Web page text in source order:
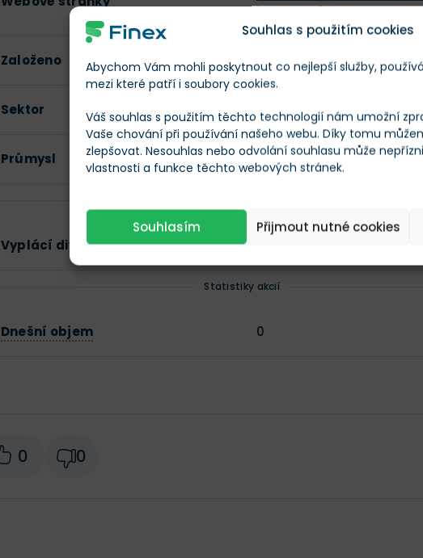
Souhlas s použitím cookies
Abychom Vám mohli poskytnout co nejlepší služby,
mezi které patří i soubory cookies.
Váš souhlas s použitím těchto technologií nám umožní
Vaše chování při používání našeho webu. Díky tomu
zlepšovat. Nesouhlas nebo odvolání souhlasu může
vlastnosti a funkce těchto webových stránek.
Souhlasím Přijmout nutné cookies
inwestorskie
Založeno 1988
Sektor Průmysl
Průmysl Elektrické zařízení
Vyplácí dividendy?
Statistiky akcií
Dnešní objem 0
0 0